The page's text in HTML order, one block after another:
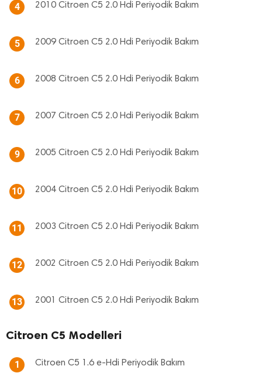
4 2010 Citroen C5 2.0 Hdi Periyodik Bakım
5 2009 Citroen C5 2.0 Hdi Periyodik Bakım
6 2008 Citroen C5 2.0 Hdi Periyodik Bakım
7 2007 Citroen C5 2.0 Hdi Periyodik Bakım
9 2005 Citroen C5 2.0 Hdi Periyodik Bakım
10 2004 Citroen C5 2.0 Hdi Periyodik Bakım
11 2003 Citroen C5 2.0 Hdi Periyodik Bakım
12 2002 Citroen C5 2.0 Hdi Periyodik Bakım
13 2001 Citroen C5 2.0 Hdi Periyodik Bakım
Citroen C5 Modelleri
1 Citroen C5 1.6 e-Hdi Periyodik Bakım